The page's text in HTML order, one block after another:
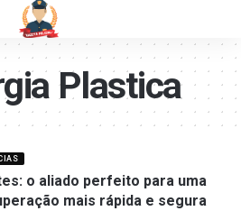
Plastica
o aliado perfeito para uma
mais rápida e segura